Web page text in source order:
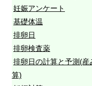
妊娠アンケート
基礎体温
排卵日
排卵検査薬
排卵日の計算と予測(
算)